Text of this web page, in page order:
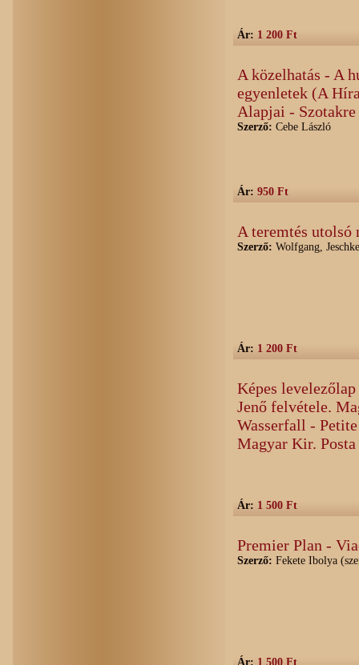
Ár: 1 200 Ft
A közelhatás - A
egyenletek (A
Alapjai -
Szerző: Cebe László
Ár: 950 Ft
A teremtés utolsó
Szerző: Wolfgang, Jeschke
Ár: 1 200 Ft
Képes
Jenő felvétele.
Wasserfall -
Magyar Kir.
Ár: 1 500 Ft
Premier Plan -
Szerző: Fekete Ibolya
Ár: 1 500 Ft